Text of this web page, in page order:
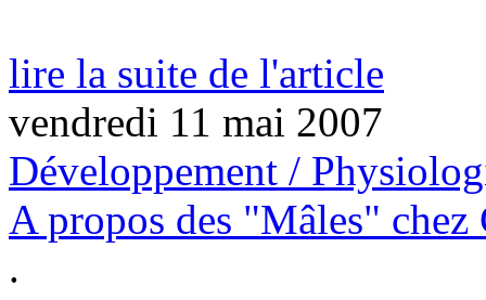
lire la suite de l'article
vendredi 11 mai 2007
Développement /
A propos des "Mâles" chez
.